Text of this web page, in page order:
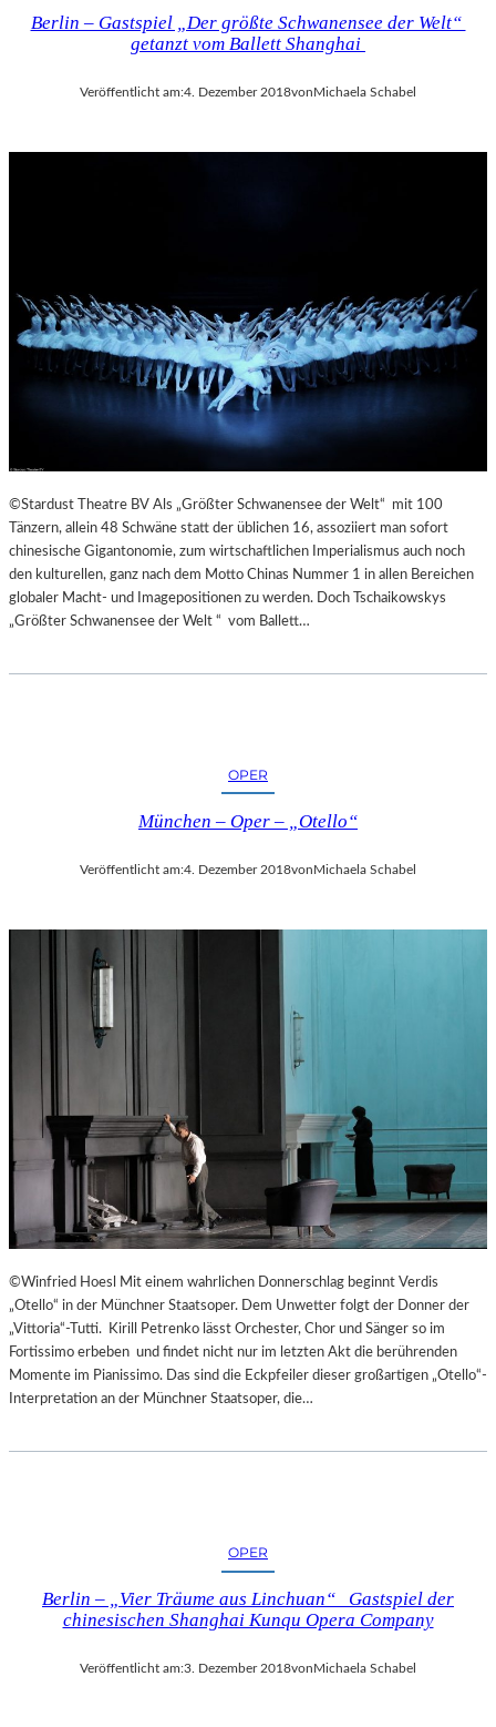
Berlin – Gastspiel „Der größte Schwanensee der Welt“
getanzt vom Ballett Shanghai
Veröffentlicht am:4. Dezember 2018vonMichaela Schabel
©Stardust Theatre BV Als „Größter Schwanensee der Welt“ mit 100
Tänzern, allein 48 Schwäne statt der üblichen 16, assoziiert man sofort
chinesische Gigantonomie, zum wirtschaftlichen Imperialismus auch noch
den kulturellen, ganz nach dem Motto Chinas Nummer 1 in allen Bereichen
globaler Macht- und Imagepositionen zu werden. Doch Tschaikowskys
„Größter Schwanensee der Welt “ vom Ballett…
OPER
München – Oper – „Otello“
Veröffentlicht am:4. Dezember 2018vonMichaela Schabel
©Winfried Hoesl Mit einem wahrlichen Donnerschlag beginnt Verdis
„Otello“ in der Münchner Staatsoper. Dem Unwetter folgt der Donner der
„Vittoria“-Tutti. Kirill Petrenko lässt Orchester, Chor und Sänger so im
Fortissimo erbeben und findet nicht nur im letzten Akt die berührenden
Momente im Pianissimo. Das sind die Eckpfeiler dieser großartigen „Otello“-
Interpretation an der Münchner Staatsoper, die…
OPER
Berlin – „Vier Träume aus Linchuan“ Gastspiel der
chinesischen Shanghai Kunqu Opera Company
Veröffentlicht am:3. Dezember 2018von Michaela Schabel